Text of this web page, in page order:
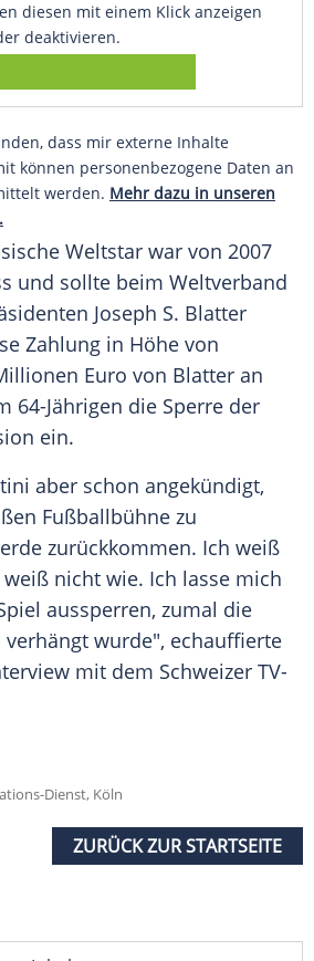
diesen mit einem Klick anzeigen
deaktivieren.
dass mir externe Inhalte
können personenbezogene Daten an
werden. Mehr dazu in unseren
Weltstar war von 2007
und sollte beim Weltverband
Joseph S. Blatter
Zahlung in Höhe von
Euro von Blatter an
64-Jährigen die Sperre der
ein.
aber schon angekündigt,
Fußballbühne zu
zurückkommen. Ich weiß
nicht wie. Ich lasse mich
aussperren, zumal die
wurde", echauffierte
mit dem Schweizer TV-
Dienst, Köln
ZURÜCK ZUR STARTSEITE